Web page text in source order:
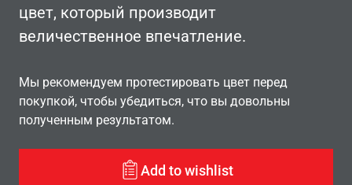
цвет, который производит
величественное впечатление.
Мы рекомендуем протестировать цвет перед
покупкой, чтобы убедиться, что вы довольны
полученным результатом.
Add to wishlist